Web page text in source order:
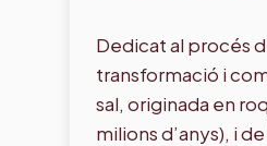
Dedicat al procés
transformació i
sal, originada en
milions d’anys), i